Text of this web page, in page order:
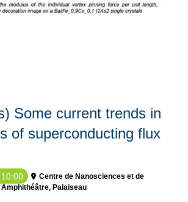
Some current trends in
of superconducting flux
Centre de Nanosciences et de
Palaiseau